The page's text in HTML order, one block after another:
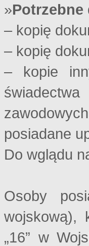
»
– kopię
– kopię
– kopie
posiadane
Do wglądu
Osoby
wojskową),
„16” w